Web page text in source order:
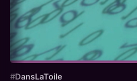
#DansLaToile